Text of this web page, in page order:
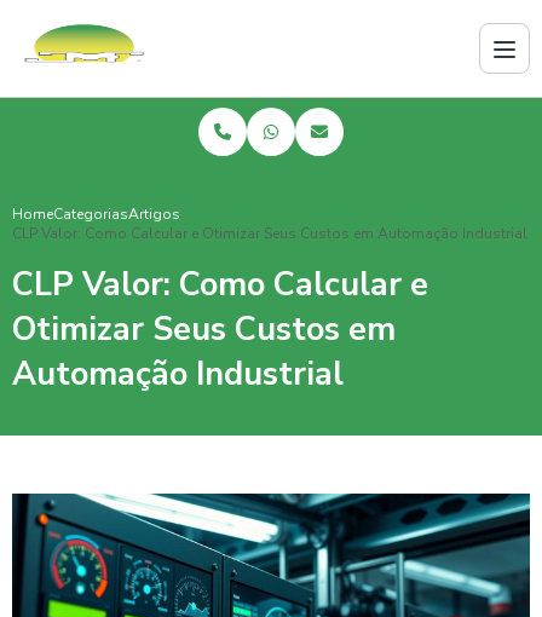
HomeCategoriasArtigos
CLP Valor: Como Calcular e Otimizar Seus Custos em Automação Industrial
CLP Valor: Como Calcular e
Otimizar Seus Custos em
Automação Industrial